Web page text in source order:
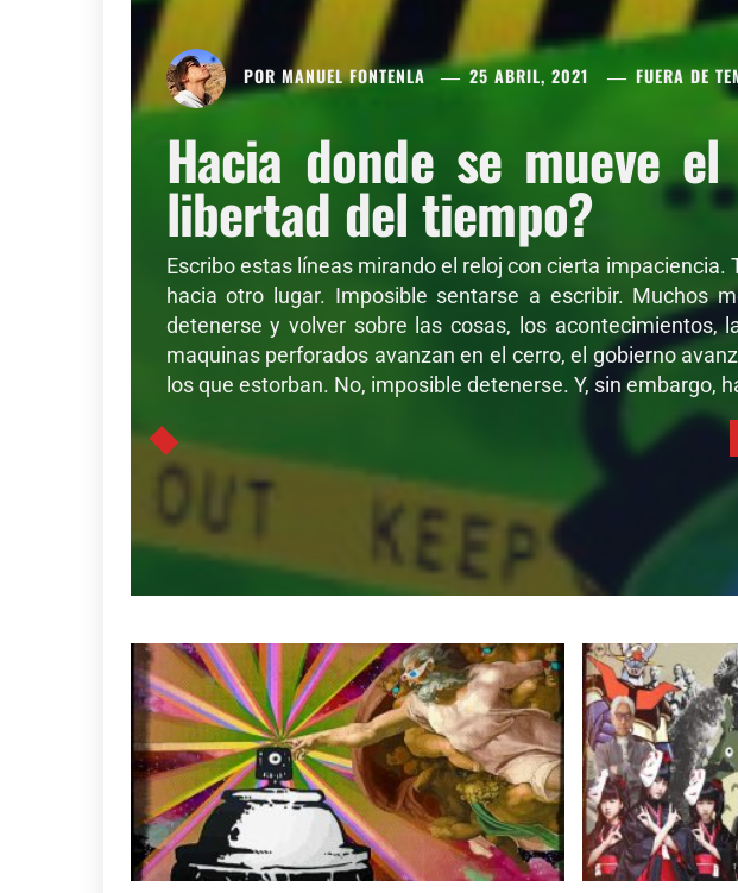
POR MANUEL FONTENLA 25 ABRIL, 2021 FUERA DE
Hacia donde se mueve
libertad del tiempo?
Escribo estas líneas mirando el reloj con cierta
hacia otro lugar. Imposible sentarse a escribir. Muchos
detenerse y volver sobre las cosas, los acontecimientos,
maquinas perforados avanzan en el cerro, el gobierno
los que estorban. No, imposible detenerse. Y, sin embargo,